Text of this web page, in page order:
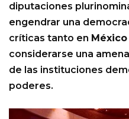
diputaciones
engendrar una
críticas tanto en México
considerarse una
de las instituciones
poderes.